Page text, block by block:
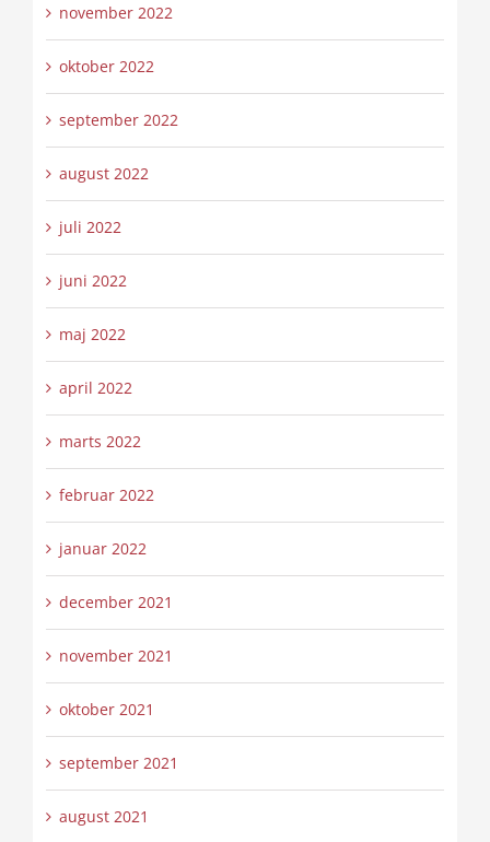
november 2022
oktober 2022
september 2022
august 2022
juli 2022
juni 2022
maj 2022
april 2022
marts 2022
februar 2022
januar 2022
december 2021
november 2021
oktober 2021
september 2021
august 2021